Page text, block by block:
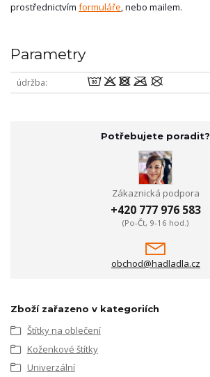
prostřednictvím formuláře, nebo mailem.
Parametry
údržba wodmU
Potřebujete poradit?
Zákaznická podpora
+420 777 976 583
(Po-Čt, 9-16 hod.)
obchod@hadladla.cz
Zboží zařazeno v kategoriích
Štítky na oblečení
Koženkové štítky
Univerzální